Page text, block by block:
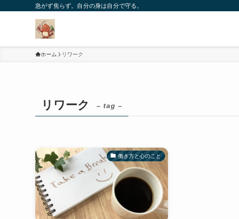
急がず焦らず。自分の身は自分で守る。
ホーム リワーク
リワーク – tag –
働き方と心のこと